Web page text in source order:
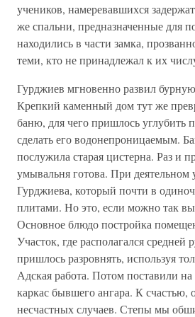
учеников, намеревавшихся
же спальни, предназначенные для
находились в части замка,
теми, кто не принадлежал к их
Гурджиев мгновенно развил бурную
Крепкий каменный дом тут же
баню, для чего пришлось углубить
сделать его водонепроницаемым.
послужила старая цистерна. Раз и
умывальня готова. При деятельном
Гурджиева, который почти в
плитами. Но это, если можно так
Основное блюдо постройка
Участок, где располагался средней
пришлось разровнять, используя
Адская работа. Потом поставили
каркас бывшего ангара. К счастью,
несчастных случаев. Степы мы